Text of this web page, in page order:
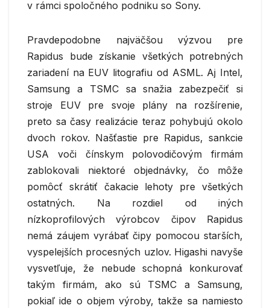
v rámci spoločného podniku so Sony.
Pravdepodobne najväčšou výzvou pre
Rapidus bude získanie všetkých potrebných
zariadení na EUV litografiu od ASML. Aj Intel,
Samsung a TSMC sa snažia zabezpečiť si
stroje EUV pre svoje plány na rozšírenie,
preto sa časy realizácie teraz pohybujú okolo
dvoch rokov. Našťastie pre Rapidus, sankcie
USA voči čínskym polovodičovým firmám
zablokovali niektoré objednávky, čo môže
pomôcť skrátiť čakacie lehoty pre všetkých
ostatných. Na rozdiel od iných
nízkoprofilových výrobcov čipov Rapidus
nemá záujem vyrábať čipy pomocou starších,
vyspelejších procesných uzlov. Higashi navyše
vysvetľuje, že nebude schopná konkurovať
takým firmám, ako sú TSMC a Samsung,
pokiaľ ide o objem výroby, takže sa namiesto